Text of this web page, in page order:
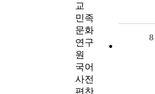
교
민족
문화
연구
원
국어
사전
편찬
8